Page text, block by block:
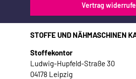
Vertrag
STOFFE UND NÄHMASCHINEN
Stoffekontor
Ludwig-Hupfeld-Straße 30
04178 Leipzig